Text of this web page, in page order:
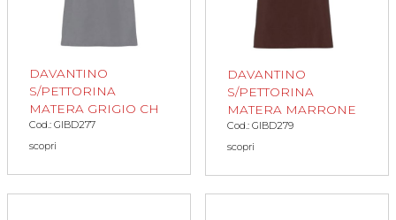
DAVANTINO
S/PETTORINA
MATERA GRIGIO CH
Cod.: GIBD277
scopri
DAVANTINO
S/PETTORINA
MATERA MARRONE
Cod.: GIBD279
scopri